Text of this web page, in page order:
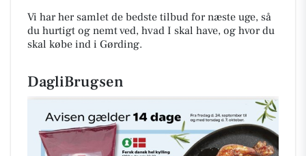
Vi har her samlet de bedste tilbud for næste uge, så
du hurtigt og nemt ved, hvad I skal have, og hvor du
skal købe ind i Gørding.
DagliBrugsen